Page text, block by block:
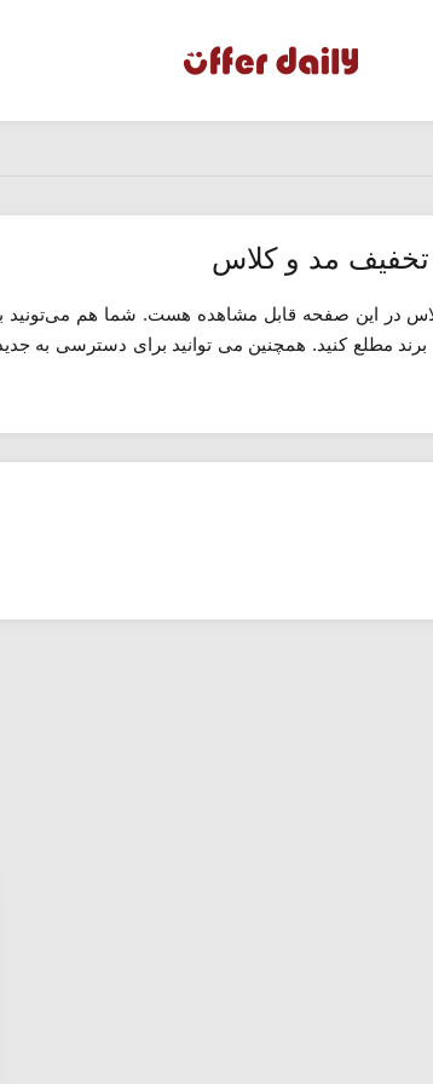
تخفیف مد و کلاس
در این صفحه قابل مشاهده هست. شما هم می‌تونید
مطلع کنید. همچنین می توانید برای دسترسی به